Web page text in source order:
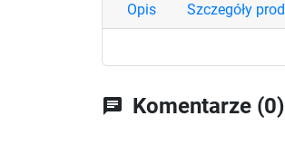
Opis Szczegóły
chat Komentarze (0)